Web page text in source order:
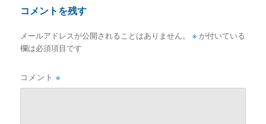
ズ
コメントを残す
メールアドレスが公開されることはありません。 ※ が付いている
欄は必須項目です
コメント※